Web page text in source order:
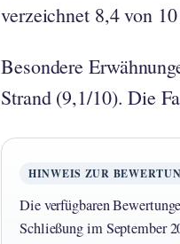
verzeichnet 8,4 von
Besondere
Strand (9,1/10). Die
HINWEIS ZUR
Die verfügbaren
Schließung im September